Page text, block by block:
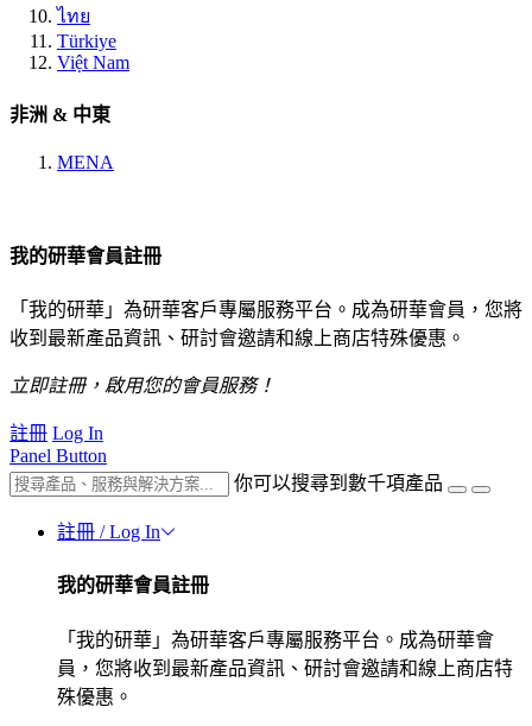
ไทย
Türkiye
Việt Nam
非洲 & 中東
MENA
我的研華會員註冊
「我的研華」為研華客戶專屬服務平台。成為研華會員，您將
收到最新產品資訊、研討會邀請和線上商店特殊優惠。
立即註冊，啟用您的會員服務！
註冊 Log In
Panel Button
你可以搜尋到數千項產品
註冊 / Log In
我的研華會員註冊
「我的研華」為研華客戶專屬服務平台。成為研華會
員，您將收到最新產品資訊、研討會邀請和線上商店特
殊優惠。